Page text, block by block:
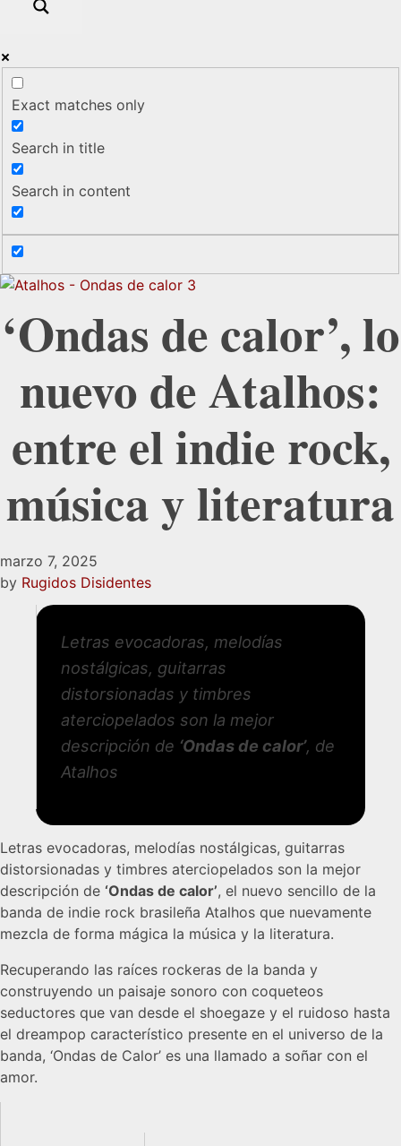
Exact matches only
Search in title
Search in content
‘Ondas de calor’, lo
nuevo de Atalhos:
entre el indie rock,
música y literatura
marzo 7, 2025
by Rugidos Disidentes
Letras evocadoras, melodías
nostálgicas, guitarras
distorsionadas y timbres
aterciopelados son la mejor
descripción de ‘Ondas de calor’, de
Atalhos
Letras evocadoras, melodías nostálgicas, guitarras
distorsionadas y timbres aterciopelados son la mejor
descripción de ‘Ondas de calor’, el nuevo sencillo de la
banda de indie rock brasileña Atalhos que nuevamente
mezcla de forma mágica la música y la literatura.
Recuperando las raíces rockeras de la banda y
construyendo un paisaje sonoro con coqueteos
seductores que van desde el shoegaze y el ruidoso hasta
el dreampop característico presente en el universo de la
banda, ‘Ondas de Calor’ es una llamado a soñar con el
amor.